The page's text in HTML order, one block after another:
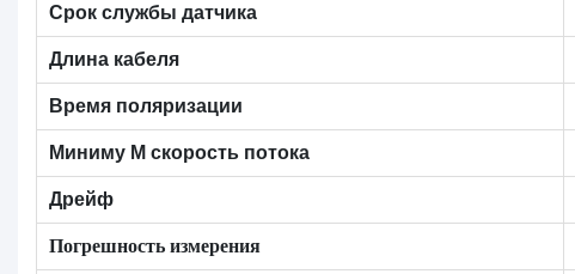
Срок службы датчика
Длина кабеля
Время поляризации
Миниму М скорость потока
Дрейф
Погрешность измерения